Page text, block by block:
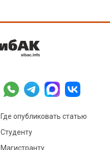
Где опубликовать статью
Студенту
Магистранту